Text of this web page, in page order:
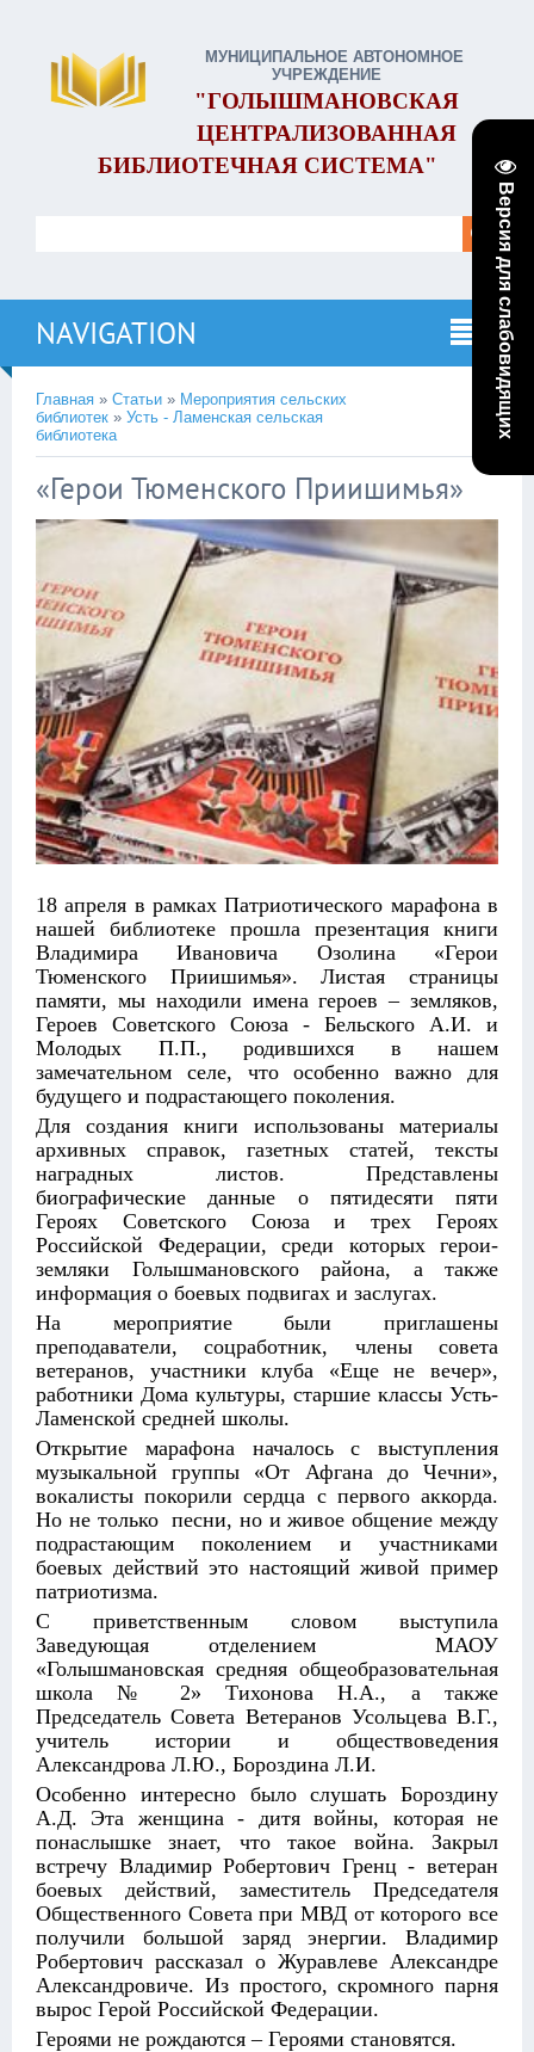
Версия для слабовидящих
МУНИЦИПАЛЬНОЕ АВТОНОМНОЕ
УЧРЕЖДЕНИЕ
"ГОЛЫШМАНОВСКАЯ
ЦЕНТРАЛИЗОВАННАЯ
БИБЛИОТЕЧНАЯ СИСТЕМА"
NAVIGATION
Главная » Статьи » Мероприятия сельских
библиотек » Усть - Ламенская сельская
библиотека
«Герои Тюменского Приишимья»
18 апреля в рамках Патриотического марафона в
нашей библиотеке прошла презентация книги
Владимира Ивановича Озолина «Герои
Тюменского Приишимья». Листая страницы
памяти, мы находили имена героев – земляков,
Героев Советского Союза - Бельского А.И. и
Молодых П.П., родившихся в нашем
замечательном селе, что особенно важно для
будущего и подрастающего поколения.
Для создания книги использованы материалы
архивных справок, газетных статей, тексты
наградных листов. Представлены
биографические данные о пятидесяти пяти
Героях Советского Союза и трех Героях
Российской Федерации, среди которых герои-
земляки Голышмановского района, а также
информация о боевых подвигах и заслугах.
На мероприятие были приглашены
преподаватели, соцработник, члены совета
ветеранов, участники клуба «Еще не вечер»,
работники Дома культуры, старшие классы Усть-
Ламенской средней школы.
Открытие марафона началось с выступления
музыкальной группы «От Афгана до Чечни»,
вокалисты покорили сердца с первого аккорда.
Но не только песни, но и живое общение между
подрастающим поколением и участниками
боевых действий это настоящий живой пример
патриотизма.
С приветственным словом выступила
Заведующая отделением МАОУ
«Голышмановская средняя общеобразовательная
школа № 2» Тихонова Н.А., а также
Председатель Совета Ветеранов Усольцева В.Г.,
учитель истории и обществоведения
Александрова Л.Ю., Бороздина Л.И.
Особенно интересно было слушать Бороздину
А.Д. Эта женщина - дитя войны, которая не
понаслышке знает, что такое война. Закрыл
встречу Владимир Робертович Гренц - ветеран
боевых действий, заместитель Председателя
Общественного Совета при МВД от которого все
получили большой заряд энергии. Владимир
Робертович рассказал о Журавлеве Александре
Александровиче. Из простого, скромного парня
вырос Герой Российской Федерации.
Героями не рождаются – Героями становятся.